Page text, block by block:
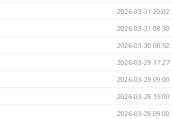
2026-03-31 20:02
2026-03-31 08:30
2026-03-30 08:52
2026-03-29 17:27
2026-03-29 09:00
2026-03-28 15:00
2026-03-28 09:00